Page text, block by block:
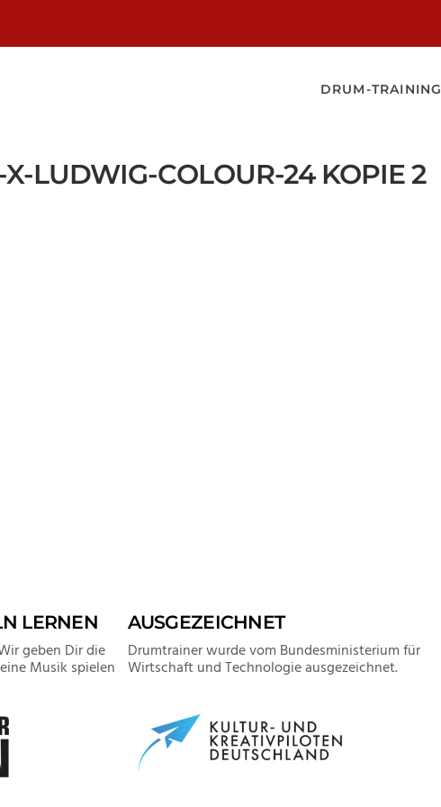
DRUM-TRAINING
LUDWIG-COLOUR-24 KOPIE 2
LERNEN
geben Dir die
Musik spielen
AUSGEZEICHNET
Drumtrainer wurde vom Bundesministerium für
Wirtschaft und Technologie ausgezeichnet.